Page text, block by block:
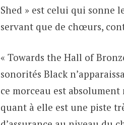
Shed » est celui qui sonne
servant que de chœurs,
« Towards the Hall of
sonorités Black
ce morceau est
quant à elle est une piste